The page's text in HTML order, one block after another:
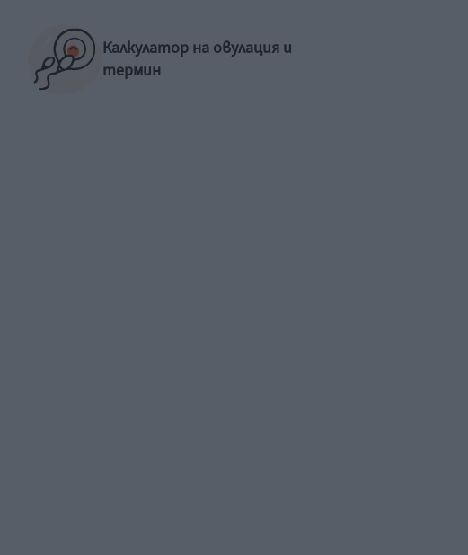
Калкулатор на овулация и
термин